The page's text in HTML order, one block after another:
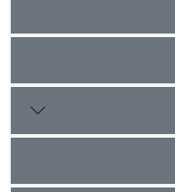
باله پشتی در سایر
گردید که قابل گزارش